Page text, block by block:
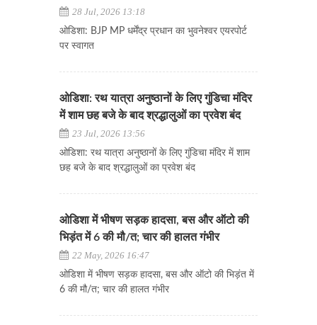
28 Jul, 2026 13:18
ओडिशा: BJP MP धर्मेंद्र प्रधान का भुवनेश्वर एयरपोर्ट
पर स्वागत
ओडिशा: रथ यात्रा अनुष्ठानों के लिए गुंडिचा मंदिर
में शाम छह बजे के बाद श्रद्धालुओं का प्रवेश बंद
23 Jul, 2026 13:56
ओडिशा: रथ यात्रा अनुष्ठानों के लिए गुंडिचा मंदिर में शाम
छह बजे के बाद श्रद्धालुओं का प्रवेश बंद
ओडिशा में भीषण सड़क हादसा, बस और ऑटो की
भिड़ंत में 6 की मौ/त; चार की हालत गंभीर
22 May, 2026 16:47
ओडिशा में भीषण सड़क हादसा, बस और ऑटो की भिड़ंत में
6 की मौ/त; चार की हालत गंभीर